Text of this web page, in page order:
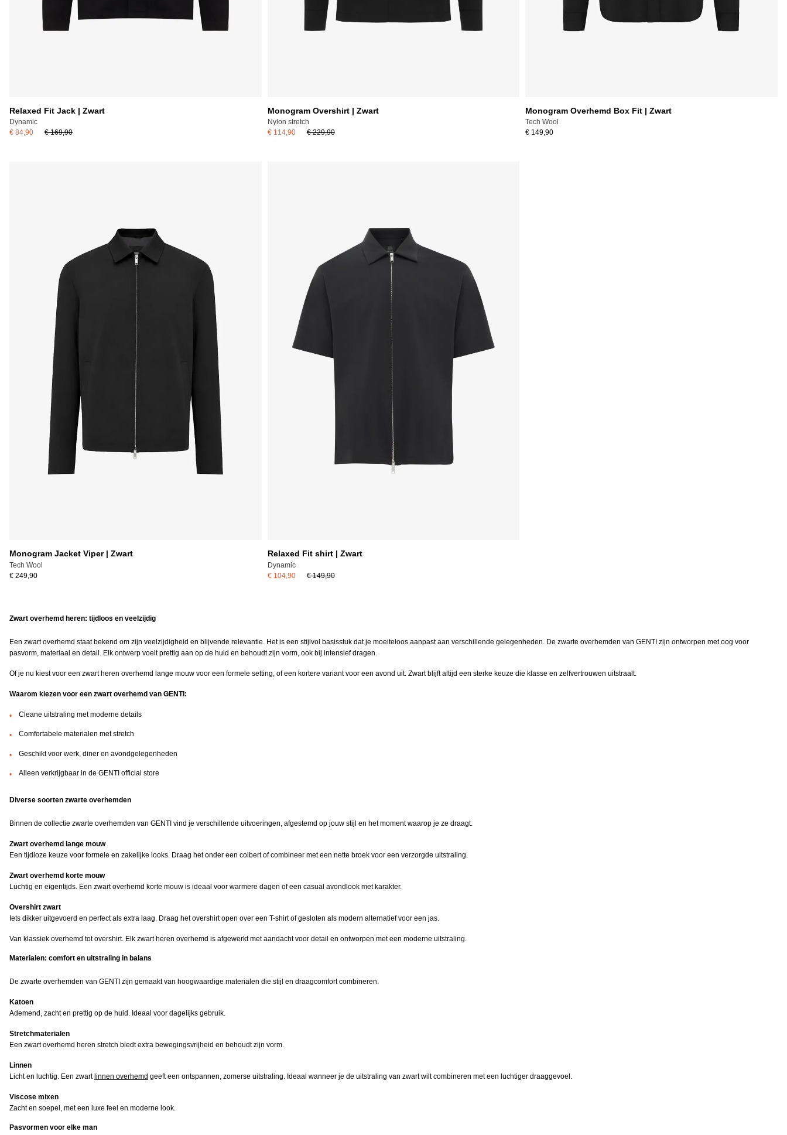
Relaxed Fit Jack | Zwart
Dynamic
€ 84,90
€ 169,90
Monogram Overshirt | Zwart
Nylon stretch
€ 114,90
€ 229,90
Monogram Overhemd Box Fit | Zwart
Tech Wool
€ 149,90
Monogram Jacket Viper | Zwart
Tech Wool
€ 249,90
Relaxed Fit shirt | Zwart
Dynamic
€ 104,90
€ 149,90
Zwart overhemd heren: tijdloos en veelzijdig
Een zwart overhemd staat bekend om zijn veelzijdigheid en blijvende relevantie. Het is een stijlvol basisstuk dat je moeiteloos aanpast aan verschillende gelegenheden. De zwarte overhemden van GENTI zijn ontworpen met oog voor
pasvorm, materiaal en detail. Elk ontwerp voelt prettig aan op de huid en behoudt zijn vorm, ook bij intensief dragen.
Of je nu kiest voor een zwart heren overhemd lange mouw voor een formele setting, of een kortere variant voor een avond uit. Zwart blijft altijd een sterke keuze die klasse en zelfvertrouwen uitstraalt.
Waarom kiezen voor een zwart overhemd van GENTI:
Cleane uitstraling met moderne details
Comfortabele materialen met stretch
Geschikt voor werk, diner en avondgelegenheden
Alleen verkrijgbaar in de GENTI official store
Diverse soorten zwarte overhemden
Binnen de collectie zwarte overhemden van GENTI vind je verschillende uitvoeringen, afgestemd op jouw stijl en het moment waarop je ze draagt.
Zwart overhemd lange mouw
Een tijdloze keuze voor formele en zakelijke looks. Draag het onder een colbert of combineer met een nette broek voor een verzorgde uitstraling.
Zwart overhemd korte mouw
Luchtig en eigentijds. Een zwart overhemd korte mouw is ideaal voor warmere dagen of een casual avondlook met karakter.
Overshirt zwart
Iets dikker uitgevoerd en perfect als extra laag. Draag het overshirt open over een T-shirt of gesloten als modern alternatief voor een jas.
Van klassiek overhemd tot overshirt. Elk zwart heren overhemd is afgewerkt met aandacht voor detail en ontworpen met een moderne uitstraling.
Materialen: comfort en uitstraling in balans
De zwarte overhemden van GENTI zijn gemaakt van hoogwaardige materialen die stijl en draagcomfort combineren.
Katoen
Ademend, zacht en prettig op de huid. Ideaal voor dagelijks gebruik.
Stretchmaterialen
Een zwart overhemd heren stretch biedt extra bewegingsvrijheid en behoudt zijn vorm.
Linnen
Licht en luchtig. Een zwart linnen overhemd geeft een ontspannen, zomerse uitstraling. Ideaal wanneer je de uitstraling van zwart wilt combineren met een luchtiger draaggevoel.
Viscose mixen
Zacht en soepel, met een luxe feel en moderne look.
Pasvormen voor elke man